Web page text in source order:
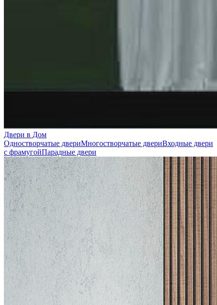
Двери в Дом
Одностворчатые двериМногостворчатые двериВходные двери
с фрамугойПарадные двери